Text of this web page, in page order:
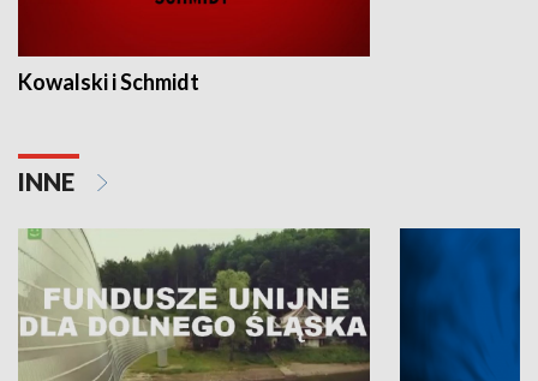
Kowalski i Schmidt
INNE